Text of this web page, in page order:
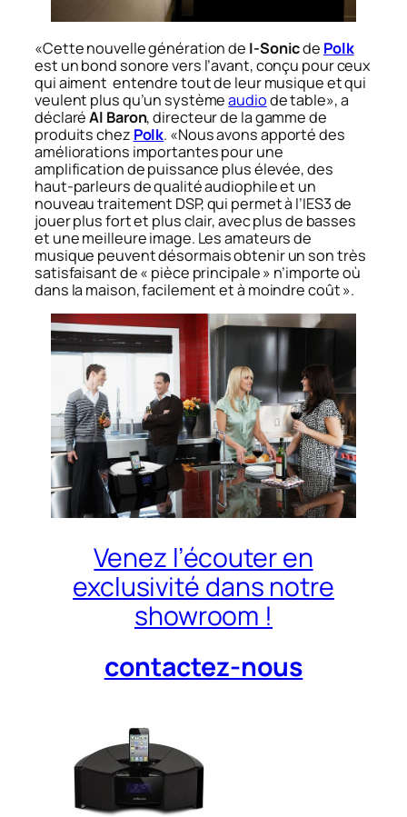
«Cette nouvelle génération de I-Sonicde Polk
est un bond sonore vers l’avant, conçu pour ceux
qui aiment entendre tout de leur musique et qui
veulent plus qu’un systèmeaudiode table», a
déclaréAl Baron, directeur de la gamme de
produits chez Polk. «Nous avons apporté des
améliorations importantes pour une
amplification de puissance plus élevée, des
haut-parleurs de qualité audiophile et un
nouveau traitement DSP, qui permet à l’IES3 de
jouer plus fort et plus clair, avec plus de basses
et une meilleure image. Les amateurs de
musique peuvent désormais obtenir un son très
satisfaisant de « pièce principale » n’importe où
dans la maison, facilement et à moindre coût ».
Venez l’écouter en
exclusivité dans notre
showroom !
contactez-nous